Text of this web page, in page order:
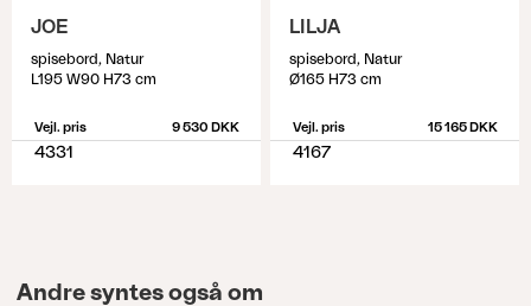
JOE
spisebord, Natur
L195 W90 H73 cm
Vejl. pris 9 530 DKK
4331
LILJA
spisebord, Natur
Ø165 H73 cm
Vejl. pris 15 165 DKK
4167
Andre syntes også om